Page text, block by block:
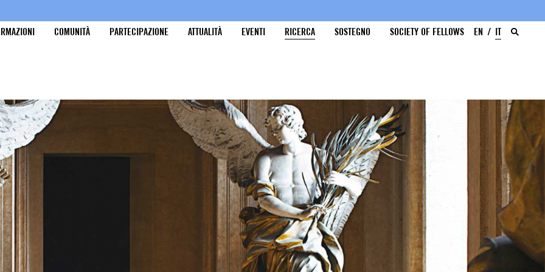
COMUNITÀ PARTECIPAZIONE ATTUALITÀ EVENTI RICERCA SOSTEGNO SOCIETY OF FELLOWS EN IT